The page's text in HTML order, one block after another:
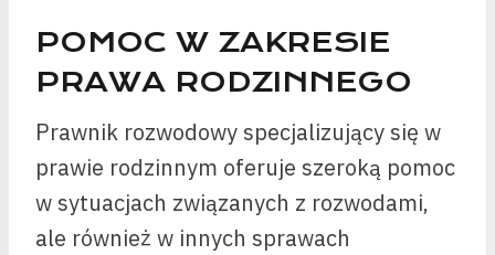
POMOC W ZAKRESIE
PRAWA RODZINNEGO
Prawnik rozwodowy specjalizujący się w
prawie rodzinnym oferuje szeroką pomoc
w sytuacjach związanych z rozwodami,
ale również w innych sprawach